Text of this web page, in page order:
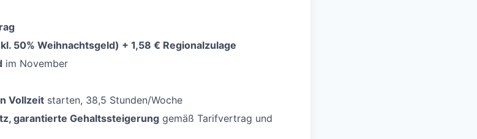
50% Weihnachtsgeld) + 1,58 € Regionalzulage
im November
Vollzeit starten, 38,5 Stunden/Woche
garantierte Gehaltssteigerung gemäß Tarifvertrag und